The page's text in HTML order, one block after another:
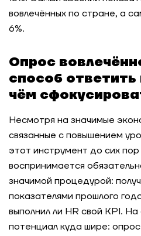
вовлечённых по стране, а
6%.
Опрос
способ
чём
Несмотря на значимые
связанные с повышением
этот инструмент до сих
воспринимается
значимой процедурой:
показателями прошлого
выполнил ли HR свой KPI.
потенциал куда шире: